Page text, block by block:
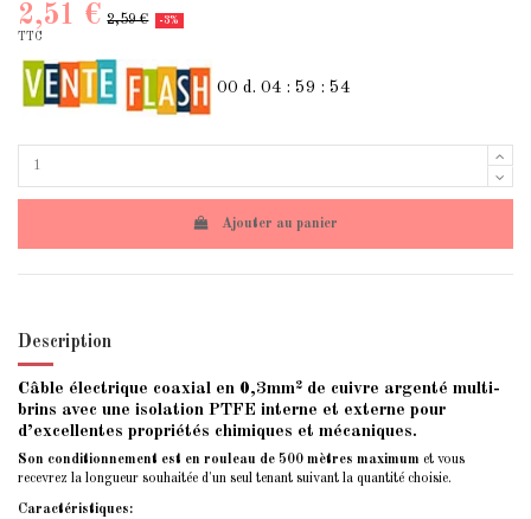
2,51 € 2,59 €
-3%
TTC
00 d. 04 : 59 : 54
Ajouter au panier
Description
Câble électrique coaxial en 0,3mm² de cuivre argenté multi-
brins avec une isolation PTFE interne et externe pour
d’excellentes propriétés chimiques et mécaniques.
Son conditionnement est en rouleau de 500 mètres maximum et vous
recevrez la longueur souhaitée d'un seul tenant suivant la quantité choisie.
Caractéristiques: